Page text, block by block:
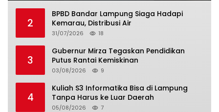
2
BPBD Bandar Lampung Siaga Hadapi
Kemarau, Distribusi Air
31/07/2026 18
3
Gubernur Mirza Tegaskan Pendidikan
Putus Rantai Kemiskinan
03/08/2026 9
4
Kuliah S3 Informatika Bisa di Lampung
Tanpa Harus ke Luar Daerah
05/08/2026 7